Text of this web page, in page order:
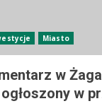
Miasto
w
w